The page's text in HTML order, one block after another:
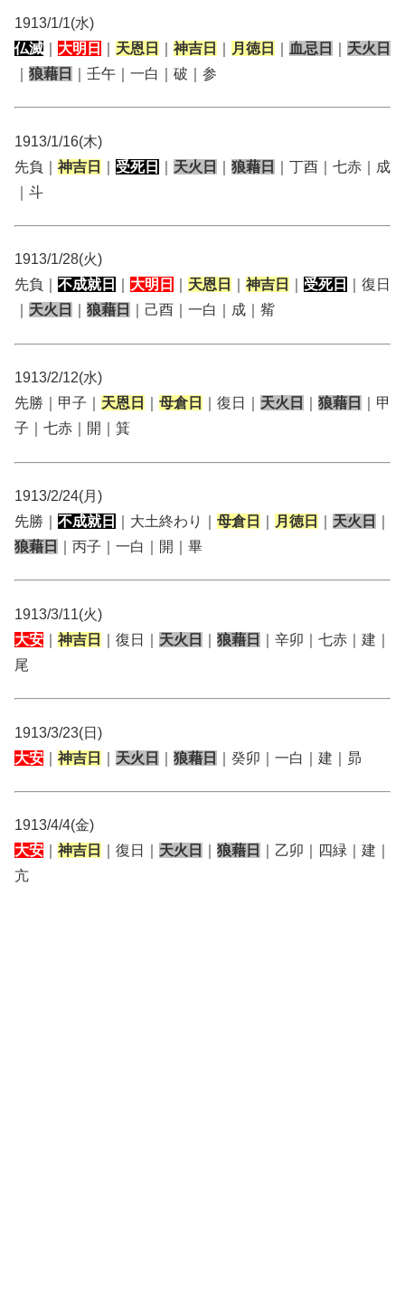
1913/1/1(水)
仏滅
大明日 天恩日 神吉日 月徳日 血忌日
天火日
狼藉日 ｜壬午｜一白｜破｜参
1913/1/16(木)
先負｜ 神吉日 受死日 天火日 狼藉日
｜丁酉｜七赤｜成
｜斗
1913/1/28(火)
先負｜ 不成就日 大明日 天恩日 神吉日 受死日
｜復日
天火日 狼藉日 ｜己酉｜一白｜成｜觜
1913/2/12(水)
先勝｜甲子｜ 天恩日 母倉日 ｜復日｜ 天火日 狼藉日
｜甲
子｜七赤｜開｜箕
1913/2/24(月)
先勝｜ 不成就日 ｜大土終わり｜ 母倉日 月徳日 天火日
狼藉日
｜丙子｜一白｜開｜畢
1913/3/11(火)
大安
神吉日 ｜復日｜ 天火日 狼藉日
｜辛卯｜七赤｜建｜
尾
1913/3/23(日)
大安
神吉日 天火日 狼藉日 ｜癸卯｜一白｜建｜昴
1913/4/4(金)
大安
神吉日 ｜復日｜ 天火日 狼藉日
｜乙卯｜四緑｜建｜
亢